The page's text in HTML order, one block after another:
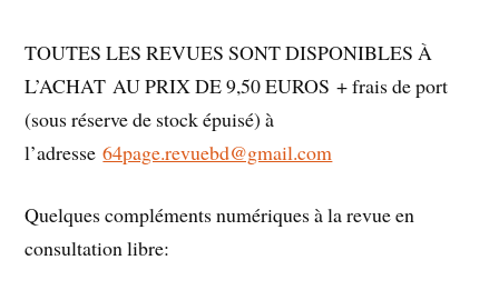
TOUTES LES REVUES SONT DISPONIBLES À
L’ACHAT AU PRIX DE 9,50 EUROS + frais de port
(sous réserve de stock épuisé) à
l’adresse64page.revuebd@gmail.com
Quelques compléments numériques à la revue en
consultation libre: